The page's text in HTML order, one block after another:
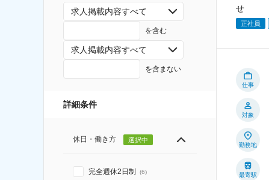
求人掲載内容すべて
を含む
求人掲載内容すべて
を含まない
詳細条件
休日・働き方 選択中
完全週休2日制 (6)
せ
正社員
仕事
対象
勤務地
最寄駅